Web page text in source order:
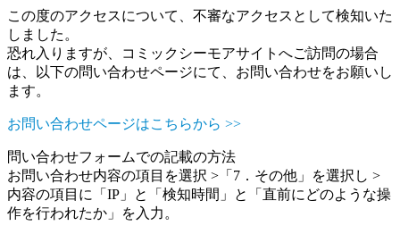
この度のアクセスについて、不審なアクセスとして検知いた
しました。
恐れ入りますが、コミックシーモアサイトへご訪問の場合
は、以下の問い合わせページにて、お問い合わせをお願いし
ます。
お問い合わせページはこちらから >>
問い合わせフォームでの記載の方法
お問い合わせ内容の項目を選択 >「7．その他」を選択し >
内容の項目に「IP」と「検知時間」と「直前にどのような操
作を行われたか」を入力。